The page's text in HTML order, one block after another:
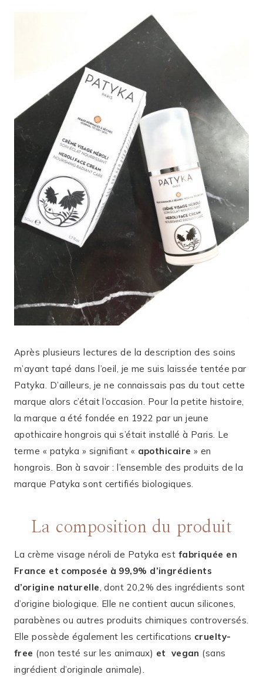
Après plusieurs lectures de la description des soins
m’ayant tapé dans l’oeil, je me suis laissée tentée par
Patyka. D’ailleurs, je ne connaissais pas du tout cette
marque alors c’était l’occasion. Pour la petite histoire,
la marque a été fondée en 1922 par un jeune
apothicaire hongrois qui s’était installé à Paris. Le
terme « patyka » signifiant « apothicaire » en
hongrois. Bon à savoir : l’ensemble des produits de la
marque Patyka sont certifiés biologiques.
La composition du produit
La crème visage néroli de Patyka est fabriquée en
France et composée à 99,9% d’ingrédients
d’origine naturelle , dont 20,2% des ingrédients sont
d’origine biologique. Elle ne contient aucun silicones,
parabènes ou autres produits chimiques controversés.
Elle possède également les certifications cruelty-
free (non testé sur les animaux) et vegan (sans
ingrédient d’originale animale).